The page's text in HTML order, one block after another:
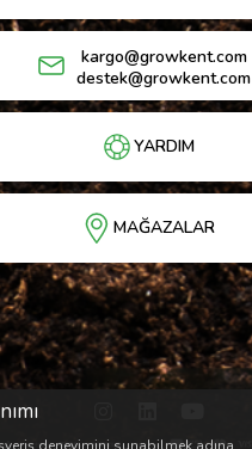
kargo@growkent.com
destek@growkent.com
YARDIM
MAĞAZALAR